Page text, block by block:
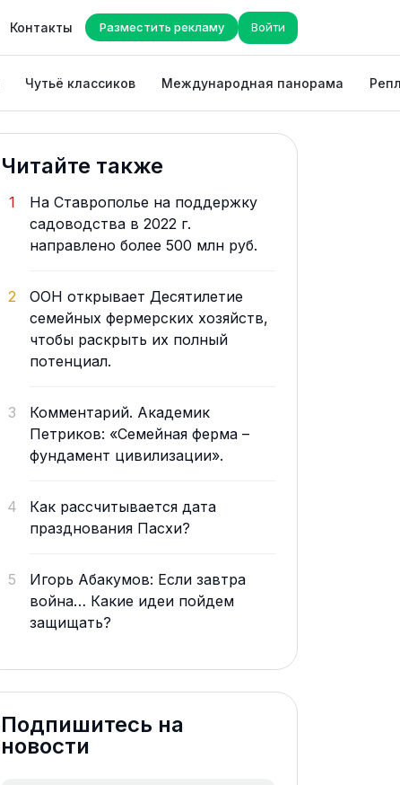
Контакты Разместить рекламу Войти
Чутьё классиков Международная панорама
Читайте также
1
На Ставрополье на поддержку
садоводства в 2022 г.
направлено более 500 млн руб.
2
ООН открывает Десятилетие
семейных фермерских хозяйств,
чтобы раскрыть их полный
потенциал.
3
Комментарий. Академик
Петриков: «Семейная ферма –
фундамент цивилизации».
4
Как рассчитывается дата
празднования Пасхи?
5
Игорь Абакумов: Если завтра
война… Какие идеи пойдем
защищать?
Подпишитесь на
новости